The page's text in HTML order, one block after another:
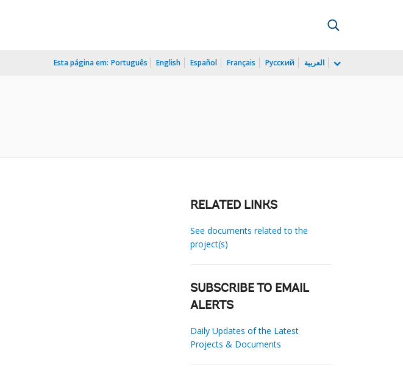
Esta página em: Português English Español Français Русский العربية
RELATED LINKS
See documents related to the
project(s)
SUBSCRIBE TO EMAIL
ALERTS
Daily Updates of the Latest
Projects & Documents